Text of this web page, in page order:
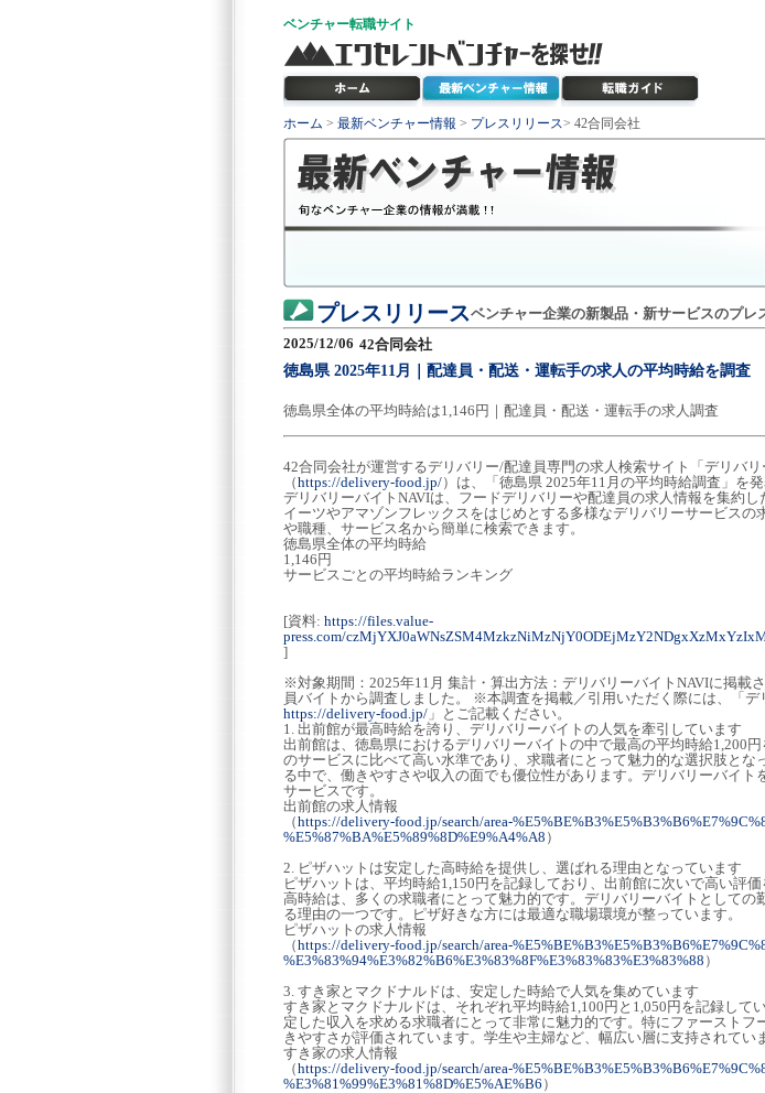
ベンチャー転職サイト
ホーム > 最新ベンチャー情報 > プレスリリース> 42合同会社
プレスリリースベンチャー企業の新製品・新サービスのプレ
2025/12/06 42合同会社
徳島県 2025年11月｜配達員・配送・運転手の求人の平均時給を調査
徳島県全体の平均時給は1,146円｜配達員・配送・運転手の求人調査
42合同会社が運営するデリバリー/配達員専門の求人検索サイト「デリバリ
（https://delivery-food.jp/）は、「徳島県 2025年11月の平均時給調査」を発
デリバリーバイトNAVIは、フードデリバリーや配達員の求人情報を集約
イーツやアマゾンフレックスをはじめとする多様なデリバリーサービスの
や職種、サービス名から簡単に検索できます。
徳島県全体の平均時給
1,146円
サービスごとの平均時給ランキング
[資料: https://files.value-
press.com/
]
※対象期間：2025年11月 集計・算出方法：デリバリーバイトNAVIに掲載
員バイトから調査しました。 ※本調査を掲載／引用いただく際には、「デ
https://delivery-food.jp/ 」とご記載ください。
1. 出前館が最高時給を誇り、デリバリーバイトの人気を牽引しています
出前館は、徳島県におけるデリバリーバイトの中で最高の平均時給1,200
のサービスに比べて高い水準であり、求職者にとって魅力的な選択肢とな
る中で、働きやすさや収入の面でも優位性があります。デリバリーバイト
サービスです。
出前館の求人情報
（https://delivery-food.jp/search/area-
%E5%87%BA%E5%89%8D%E9%A4%A8 ）
2. ピザハットは安定した高時給を提供し、選ばれる理由となっています
ピザハットは、平均時給1,150円を記録しており、出前館に次いで高い評
高時給は、多くの求職者にとって魅力的です。デリバリーバイトとしての
る理由の一つです。ピザ好きな方には最適な職場環境が整っています。
ピザハットの求人情報
（https://delivery-food.jp/search/area-
%E3%83%94%E3%82%B6%E3%83%8F%E3%83%83%E3%83%88 ）
3. すき家とマクドナルドは、安定した時給で人気を集めています
すき家とマクドナルドは、それぞれ平均時給1,100円と1,050円を記録して
定した収入を求める求職者にとって非常に魅力的です。特にファーストフ
きやすさが評価されています。学生や主婦など、幅広い層に支持されてい
すき家の求人情報
（https://delivery-food.jp/search/area-
%E3%81%99%E3%81%8D%E5%AE%B6 ）